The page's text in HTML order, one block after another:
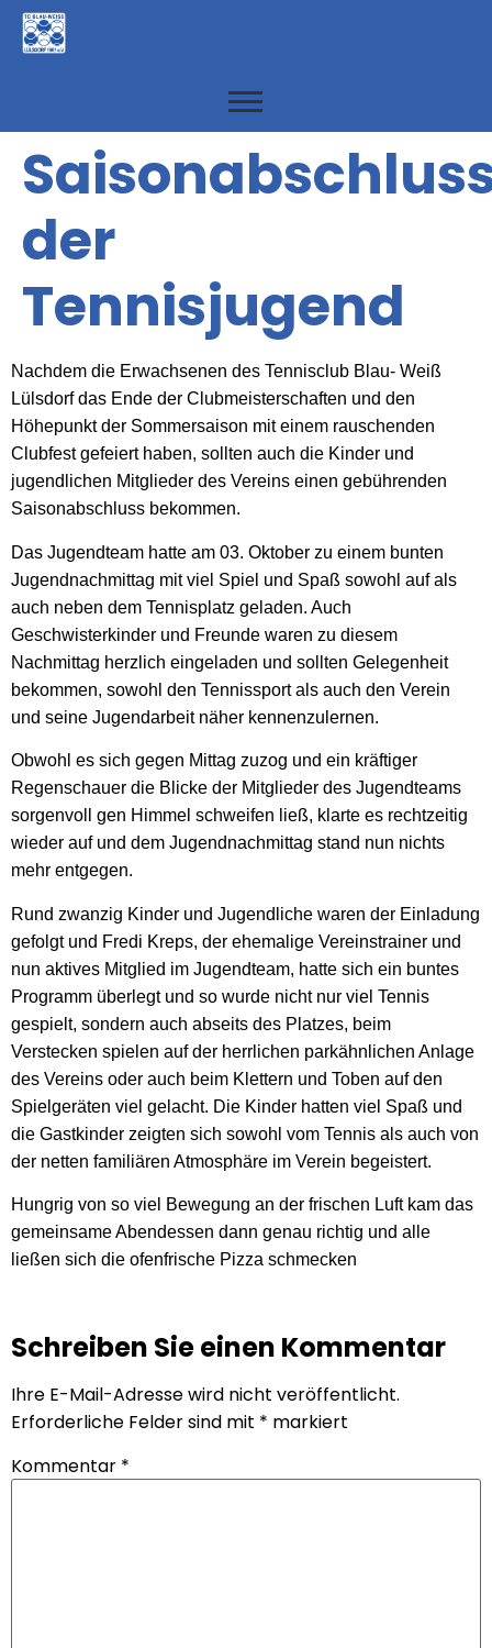
der
Tennisjugend
Nachdem die Erwachsenen des Tennisclub Blau- Weiß
Lülsdorf das Ende der Clubmeisterschaften und den
Höhepunkt der Sommersaison mit einem rauschenden
Clubfest gefeiert haben, sollten auch die Kinder und
jugendlichen Mitglieder des Vereins einen gebührenden
Saisonabschluss bekommen.
Das Jugendteam hatte am 03. Oktober zu einem bunten
Jugendnachmittag mit viel Spiel und Spaß sowohl auf als
auch neben dem Tennisplatz geladen. Auch
Geschwisterkinder und Freunde waren zu diesem
Nachmittag herzlich eingeladen und sollten Gelegenheit
bekommen, sowohl den Tennissport als auch den Verein
und seine Jugendarbeit näher kennenzulernen.
Obwohl es sich gegen Mittag zuzog und ein kräftiger
Regenschauer die Blicke der Mitglieder des Jugendteams
sorgenvoll gen Himmel schweifen ließ, klarte es rechtzeitig
wieder auf und dem Jugendnachmittag stand nun nichts
mehr entgegen.
Rund zwanzig Kinder und Jugendliche waren der Einladung
gefolgt und Fredi Kreps, der ehemalige Vereinstrainer und
nun aktives Mitglied im Jugendteam, hatte sich ein buntes
Programm überlegt und so wurde nicht nur viel Tennis
gespielt, sondern auch abseits des Platzes, beim
Verstecken spielen auf der herrlichen parkähnlichen Anlage
des Vereins oder auch beim Klettern und Toben auf den
Spielgeräten viel gelacht. Die Kinder hatten viel Spaß und
die Gastkinder zeigten sich sowohl vom Tennis als auch von
der netten familiären Atmosphäre im Verein begeistert.
Hungrig von so viel Bewegung an der frischen Luft kam das
gemeinsame Abendessen dann genau richtig und alle
ließen sich die ofenfrische Pizza schmecken
Schreiben Sie einen Kommentar
Ihre E-Mail-Adresse wird nicht veröffentlicht.
Erforderliche Felder sind mit * markiert
Kommentar *